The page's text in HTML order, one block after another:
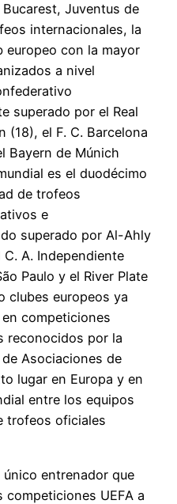
Juventus de
internacionales, la
europeo con la mayor
a nivel
superado por el Real
(18), el F. C. Barcelona
Bayern de Múnich
es el duodécimo
de trofeos
e
superado por Al-Ahly
A. Independiente
Paulo y el River Plate
clubes europeos ya
competiciones
reconocidos por la
Asociaciones de
lugar en Europa y en
entre los equipos
trofeos oficiales
entrenador que
UEFA a